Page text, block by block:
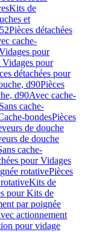
Kits de
et
Pièces détachées
cache-
pour
Vidages pour
détachées pour
d90Pièces
d90Avec cache-
Sans cache-
bondesPièces
de douche
de douche
cache-
pour Vidages
rotativePièces
Kits de
pour Kits de
par poignée
actionnement
pour vidage